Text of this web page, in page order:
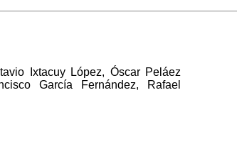
Ixtacuy López, Óscar Peláez
García Fernández, Rafael